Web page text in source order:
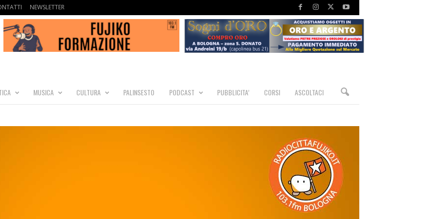
NEWSLETTER
MUSICA CULTURA PALINSESTO PODCAST PUBBLICITA’ CORSI ASCOLTACI